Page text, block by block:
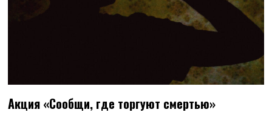
Акция «Сообщи, где торгуют смертью»